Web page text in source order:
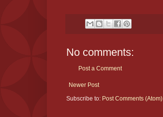
No comments:
Post a Comment
Newer Post
Subscribe to: Post Comments (Atom)